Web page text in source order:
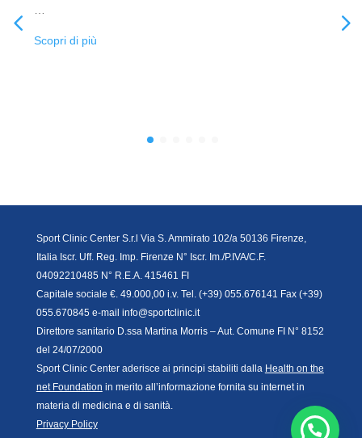
…
Scopri di più
Sport Clinic Center S.r.l Via S. Ammirato 102/a 50136 Firenze,
Italia Iscr. Uff. Reg. Imp. Firenze N° Iscr. Im./P.IVA/C.F.
04092210485 N° R.E.A. 415461 FI
Capitale sociale €. 49.000,00 i.v. Tel. (+39) 055.676141 Fax (+39)
055.670845 e-mail info@sportclinic.it
Direttore sanitario D.ssa Martina Morris – Aut. Comune FI N° 8152
del 24/07/2000
Sport Clinic Center aderisce ai principi stabiliti dalla Health on the
net Foundation in merito all’informazione fornita su internet in
materia di medicina e di sanità.
Privacy Policy